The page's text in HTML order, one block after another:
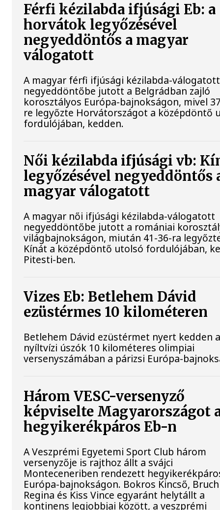
Férfi kézilabda ifjúsági Eb: a
horvátok legyőzésével
negyeddöntős a magyar
válogatott
A magyar férfi ifjúsági kézilabda-válogatott
negyeddöntőbe jutott a Belgrádban zajló
korosztályos Európa-bajnokságon, mivel
re legyőzte Horvátországot a középdöntő
fordulójában, kedden.
Női kézilabda ifjúsági vb:
legyőzésével negyeddöntős
magyar válogatott
A magyar női ifjúsági kézilabda-válogatott
negyeddöntőbe jutott a romániai
világbajnokságon, miután 41-36-ra
Kínát a középdöntő utolsó fordulójában,
Pitesti-ben.
Vizes Eb: Betlehem Dávid
ezüstérmes 10 kilométeren
Betlehem Dávid ezüstérmet nyert kedden
nyíltvízi úszók 10 kilométeres olimpiai
versenyszámában a párizsi Európa-
Három VESC-versenyző
képviselte Magyarországot
hegyikerékpáros Eb-n
A Veszprémi Egyetemi Sport Club három
versenyzője is rajthoz állt a svájci
Monteceneriben rendezett
Európa-bajnokságon. Bokros Kincső,
Regina és Kiss Vince egyaránt helytállt a
kontinens legjobbjai között, a veszprémi